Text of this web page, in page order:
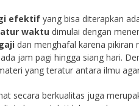
efektif yang bisa diterapkan
waktu dimulai dengan
dan menghafal karena pikiran
jam pagi hingga siang hari.
yang teratur antara ilmu
secara berkualitas juga